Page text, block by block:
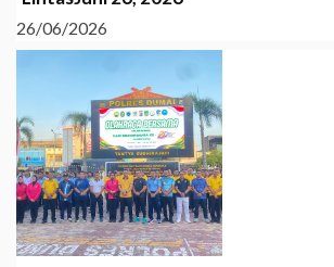
26/06/2026